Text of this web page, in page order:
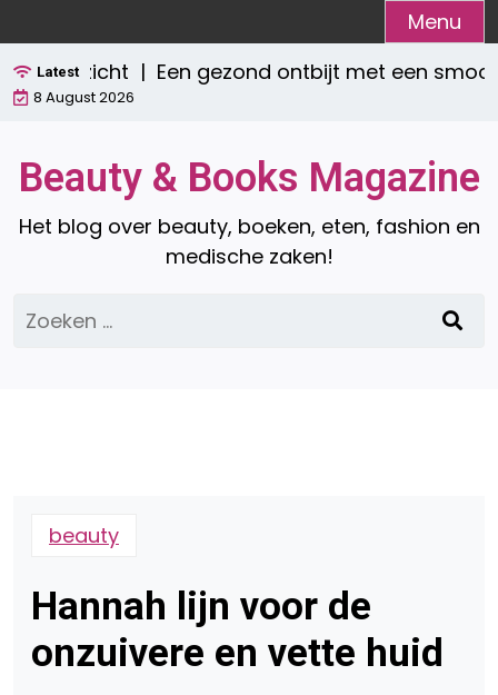
naar
de
inhoud
Menu
LatestEen gezond ontbijt met een smoothie:
8 August 2026
Beauty & Books Magazine
Het blog over beauty, boeken, eten, fashion en
medische zaken!
Zoeken
naar:
beauty
Hannah lijn voor de
onzuivere en vette huid